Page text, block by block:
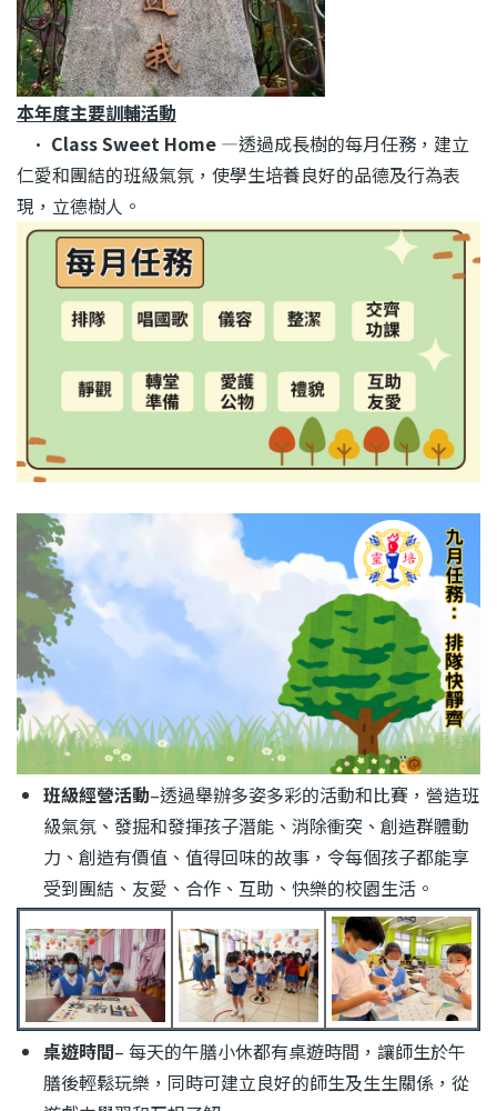
本年度主要訓輔活動
• Class Sweet Home —透過成長樹的每月任務，建立
仁愛和團結的班級氣氛，使學生培養良好的品德及行為表
現，立德樹人。
班級經營活動–透過舉辦多姿多彩的活動和比賽，營造班
級氣氛、發掘和發揮孩子潛能、消除衝突、創造群體動
力、創造有價值、值得回味的故事，令每個孩子都能享
受到團結、友愛、合作、互助、快樂的校園生活。
桌遊時間– 每天的午膳小休都有桌遊時間，讓師生於午
膳後輕鬆玩樂，同時可建立良好的師生及生生關係，從